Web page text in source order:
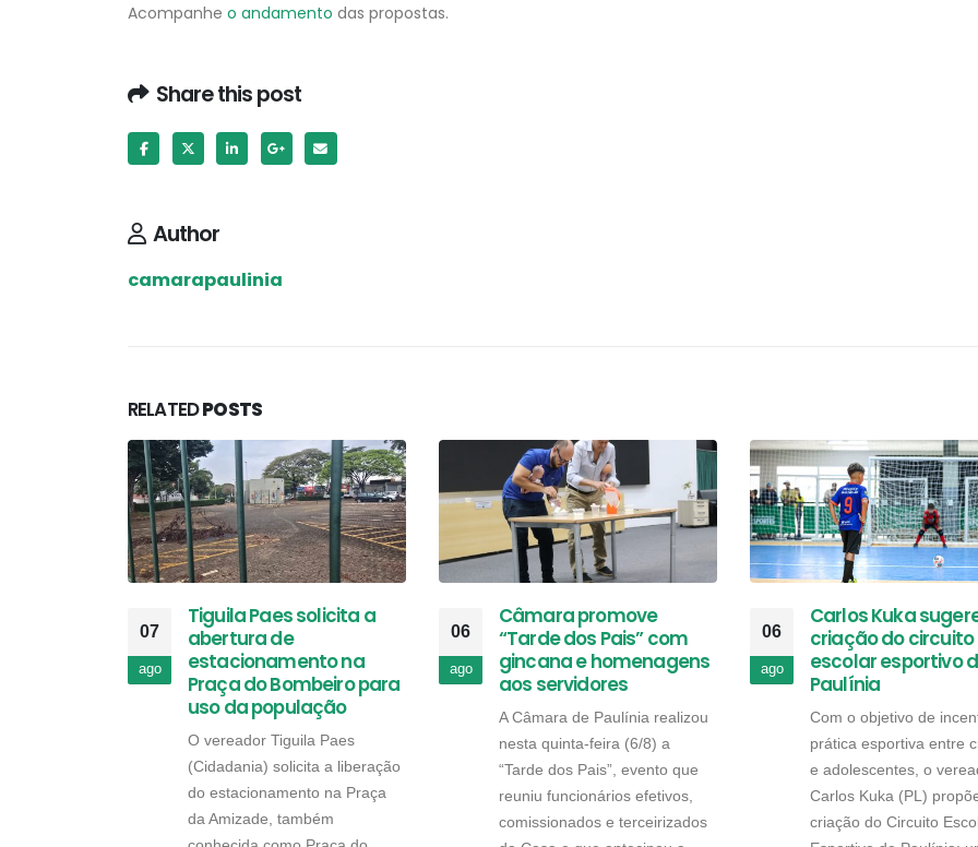
Acompanhe o andamento das propostas.
Share this post
Author
camarapaulinia
RELATEDPOSTS
07
ago
Tiguila Paes solicita a
abertura de
estacionamento na
Praça do Bombeiro para
uso da população
O vereador Tiguila Paes
(Cidadania) solicita a liberação
do estacionamento na Praça
da Amizade, também
06
ago
Câmara promove
“Tarde dos Pais” com
gincana e homenagens
aos servidores
A Câmara de Paulínia realizou
nesta quinta-feira (6/8) a
“Tarde dos Pais”, evento que
reuniu funcionários efetivos,
comissionados e terceirizados
06
ago
Carlos Kuka
criação do circuito
escolar esportivo
Paulínia
Com o objetivo de
prática esportiva entre
e adolescentes, o
Carlos Kuka (PL)
criação do Circuito